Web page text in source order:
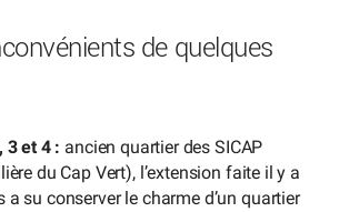
de quelques
3 et 4 : ancien quartier des SICAP
du Cap Vert), l’extension faite il y a
a su conserver le charme d’un quartier